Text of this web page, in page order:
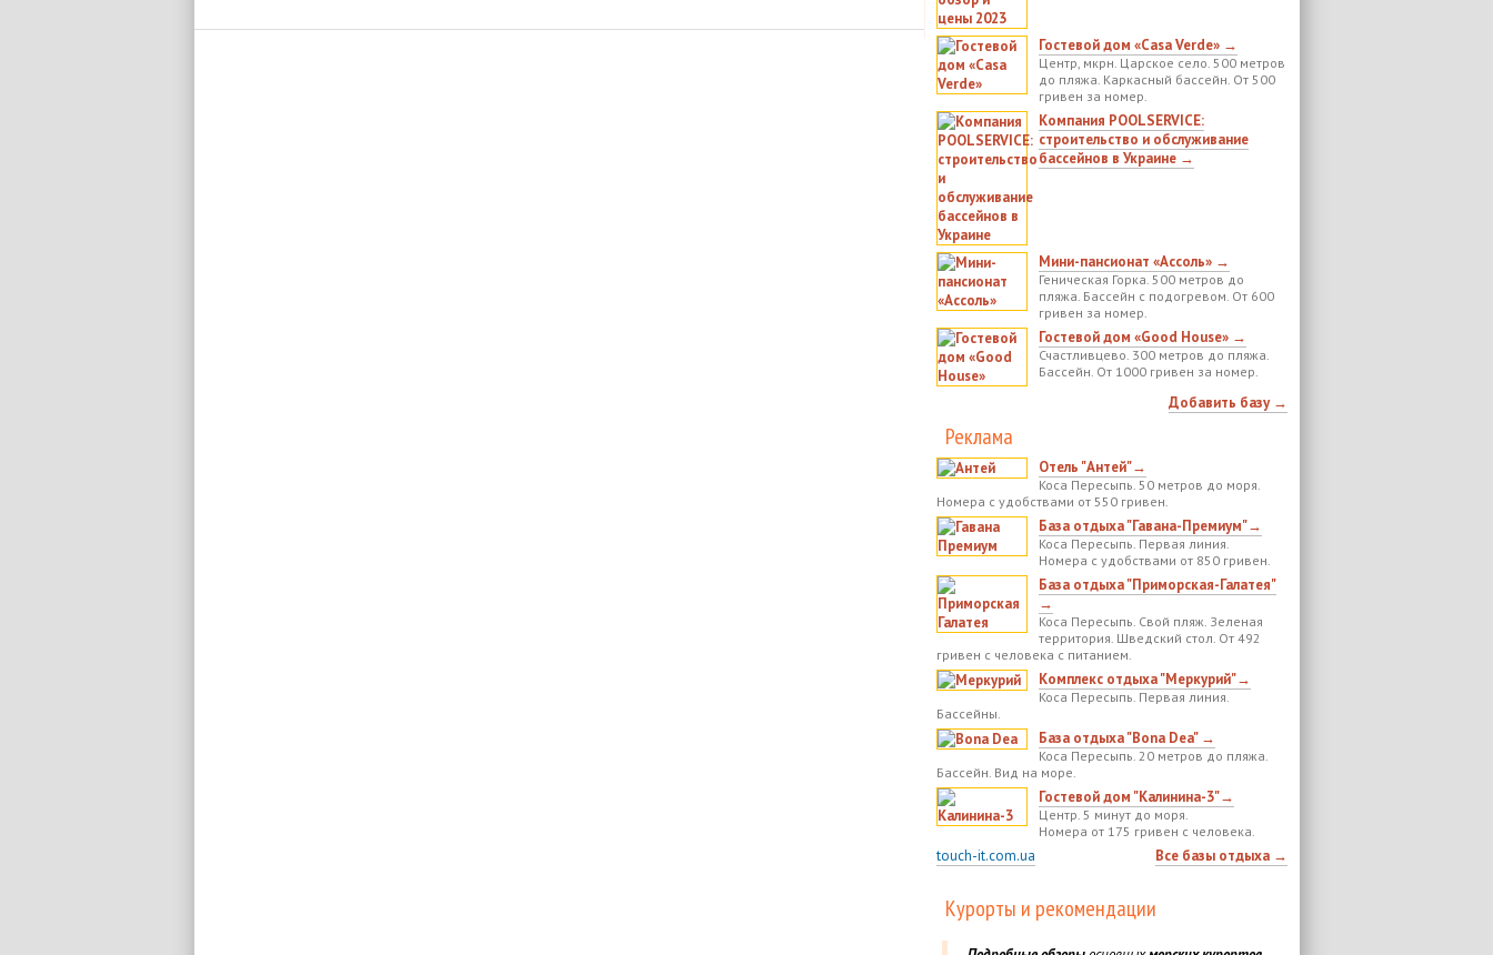
Гостевой дом «Casa Verde» →
Центр, мкрн. Царское село. 500 метров
до пляжа. Каркасный бассейн. От 500
гривен за номер.
Компания POOLSERVICE:
строительство и обслуживание
бассейнов в Украине →
Мини-пансионат «Ассоль» →
Геническая Горка. 500 метров до
пляжа. Бассейн с подогревом. От 600
гривен за номер.
Гостевой дом «Good House» →
Счастливцево. 300 метров до пляжа.
Бассейн. От 1000 гривен за номер.
Добавить базу →
Реклама
Отель "Антей"→
Коса Пересыпь. 50 метров до моря.
Номера с удобствами от 550 гривен.
База отдыха "Гавана-Премиум"→
Коса Пересыпь. Первая линия.
Номера с удобствами от 850 гривен.
База отдыха "Приморская-Галатея"
→
Коса Пересыпь. Свой пляж. Зеленая
территория. Шведский стол. От 492
гривен с человека с питанием.
Комплекс отдыха "Меркурий"→
Коса Пересыпь. Первая линия.
Бассейны.
База отдыха "Bona Dea" →
Коса Пересыпь. 20 метров до пляжа.
Бассейн. Вид на море.
Гостевой дом "Калинина-3"→
Центр. 5 минут до моря.
Номера от 175 гривен с человека.
Все базы отдыха →
touch-it.com.ua
Курорты и рекомендации